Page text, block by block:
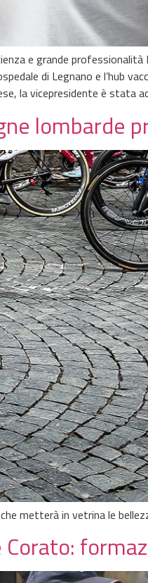
e grande
di Legnano e l’hub
la vicepresidente è stata
lombarde
metterà in vetrina le